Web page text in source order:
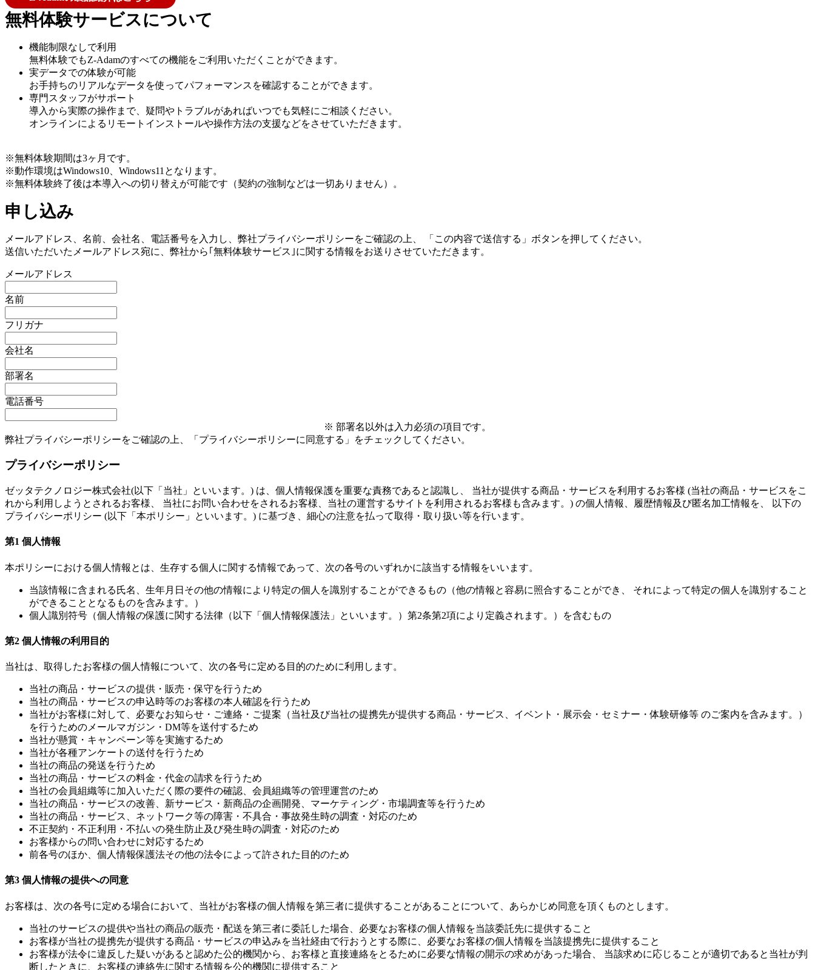
無料体験サービスについて
機能制限なしで利用
無料体験でもZ-Adamのすべての機能をご利用いただくことができます。
実データでの体験が可能
お手持ちのリアルなデータを使ってパフォーマンスを確認することができます。
専門スタッフがサポート
導入から実際の操作まで、疑問やトラブルがあればいつでも気軽にご相談ください。
オンラインによるリモートインストールや操作方法の支援などをさせていただきます。
※無料体験期間は3ヶ月です。
※動作環境はWindows10、Windows11となります。
※無料体験終了後は本導入への切り替えが可能です（契約の強制などは一切ありません）。
申し込み
メールアドレス、名前、会社名、電話番号を入力し、弊社プライバシーポリシーをご確認の上、 「この内容で送信する」ボタンを押してください。
送信いただいたメールアドレス宛に、弊社から｢無料体験サービス｣に関する情報をお送りさせていただきます。
メールアドレス
名前
フリガナ
会社名
部署名
電話番号
※ 部署名以外は入力必須の項目です。
弊社プライバシーポリシーをご確認の上、「プライバシーポリシーに同意する」をチェックしてください。
プライバシーポリシー
ゼッタテクノロジー株式会社(以下「当社」といいます。) は、個人情報保護を重要な責務であると認識し、 当社が提供する商品・サービスを利用するお客様 (当社の商品・サービスをこ
れから利用しようとされるお客様、 当社にお問い合わせをされるお客様、当社の運営するサイトを利用されるお客様も含みます。) の個人情報、履歴情報及び匿名加工情報を、 以下の
プライバシーポリシー (以下「本ポリシー」といいます。) に基づき、細心の注意を払って取得・取り扱い等を行います。
第1 個人情報
本ポリシーにおける個人情報とは、生存する個人に関する情報であって、次の各号のいずれかに該当する情報をいいます。
当該情報に含まれる氏名、生年月日その他の情報により特定の個人を識別することができるもの（他の情報と容易に照合することができ、 それによって特定の個人を識別すること
ができることとなるものを含みます。）
個人識別符号（個人情報の保護に関する法律（以下「個人情報保護法」といいます。）第2条第2項により定義されます。）を含むもの
第2 個人情報の利用目的
当社は、取得したお客様の個人情報について、次の各号に定める目的のために利用します。
当社の商品・サービスの提供・販売・保守を行うため
当社の商品・サービスの申込時等のお客様の本人確認を行うため
当社がお客様に対して、必要なお知らせ・ご連絡・ご提案（当社及び当社の提携先が提供する商品・サービス、イベント・展示会・セミナー・体験研修等 のご案内を含みます。）
を行うためのメールマガジン・DM等を送付するため
当社が懸賞・キャンペーン等を実施するため
当社が各種アンケートの送付を行うため
当社の商品の発送を行うため
当社の商品・サービスの料金・代金の請求を行うため
当社の会員組織等に加入いただく際の要件の確認、会員組織等の管理運営のため
当社の商品・サービスの改善、新サービス・新商品の企画開発、マーケティング・市場調査等を行うため
当社の商品・サービス、ネットワーク等の障害・不具合・事故発生時の調査・対応のため
不正契約・不正利用・不払いの発生防止及び発生時の調査・対応のため
お客様からの問い合わせに対応するため
前各号のほか、個人情報保護法その他の法令によって許された目的のため
第3 個人情報の提供への同意
お客様は、次の各号に定める場合において、当社がお客様の個人情報を第三者に提供することがあることについて、あらかじめ同意を頂くものとします。
当社のサービスの提供や当社の商品の販売・配送を第三者に委託した場合、必要なお客様の個人情報を当該委託先に提供すること
お客様が当社の提携先が提供する商品・サービスの申込みを当社経由で行おうとする際に、必要なお客様の個人情報を当該提携先に提供すること
お客様が法令に違反した疑いがあると認めた公的機関から、お客様と直接連絡をとるために必要な情報の開示の求めがあった場合、 当該求めに応じることが適切であると当社が判
断したときに、お客様の連絡先に関する情報を公的機関に提供すること